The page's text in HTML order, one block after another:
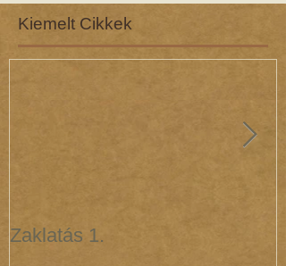
Kiemelt Cikkek
Zaklatás 1.